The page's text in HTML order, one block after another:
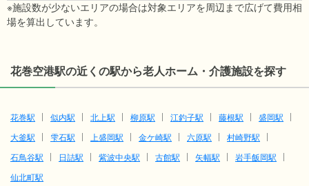
※施設数が少ないエリアの場合は対象エリアを周辺まで広げて費用相
場を算出しています。
花巻空港駅の近くの駅から老人ホーム・介護施設を探す
花巻駅 似内駅 北上駅 柳原駅 江釣子駅 藤根駅
盛岡駅
大釜駅
雫石駅 上盛岡駅 金ケ崎駅 六原駅
村崎野駅
石鳥谷駅
日詰駅 紫波中央駅 古館駅 矢幅駅
岩手飯岡駅
仙北町駅